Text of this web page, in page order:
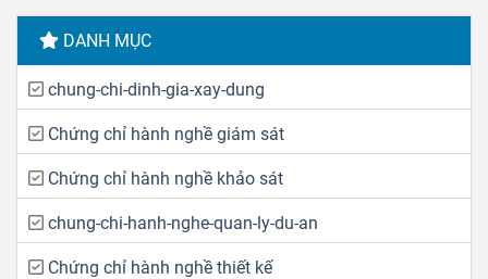
DANH MỤC
chung-chi-dinh-gia-xay-dung
Chứng chỉ hành nghề giám sát
Chứng chỉ hành nghề khảo sát
chung-chi-hanh-nghe-quan-ly-du-an
Chứng chỉ hành nghề thiết kế